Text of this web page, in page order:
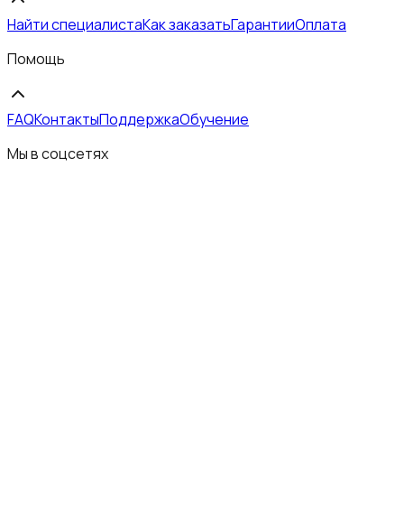
Найти специалистаКак заказатьГарантииОплата
Помощь
FAQКонтактыПоддержкаОбучение
Мы в соцсетях